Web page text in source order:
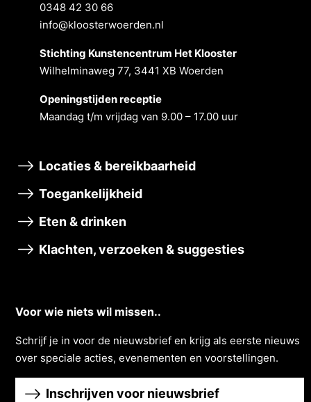
0348 42 30 66
info@kloosterwoerden.nl
Stichting Kunstencentrum Het Klooster
Wilhelminaweg 77, 3441 XB Woerden
Openingstĳden receptie
Maandag t/m vrĳdag van 9.00 – 17.00 uur
Locaties & bereikbaarheid
Toegankelijkheid
Eten & drinken
Klachten, verzoeken & suggesties
Voor wie niets wil missen..
Schrĳf je in voor de nieuwsbrief en krĳg als eerste nieuws
over speciale acties, evenementen en voorstellingen.
Inschrijven voor nieuwsbrief